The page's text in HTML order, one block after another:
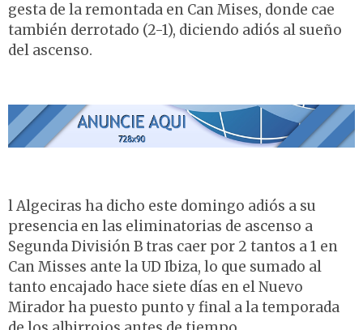
gesta de la remontada en Can Mises, donde cae
también derrotado (2-1), diciendo adiós al sueño
del ascenso.
l Algeciras ha dicho este domingo adiós a su
presencia en las eliminatorias de ascenso a
Segunda División B tras caer por 2 tantos a 1 en
Can Misses ante la UD Ibiza, lo que sumado al
tanto encajado hace siete días en el Nuevo
Mirador ha puesto punto y final a la temporada